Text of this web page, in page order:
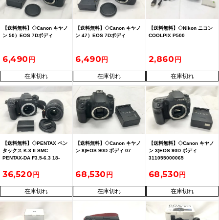
【送料無料】◇Canon キヤノ
ン 50）EOS 7Dボディ
6,490
在庫切れ
【送料無料】◇Canon キヤノ
ン 47）EOS 7Dボディ
6,490
在庫切れ
【送料無料】◇Nikon ニコン
COOLPIX P500
2,860
在庫切れ
【送料無料】◇PENTAX ペン
タックス K-3 II SMC
PENTAX-DA F3.5-6.3 18-
36,520
在庫切れ
【送料無料】◇Canon キヤノ
ン 8)EOS 90D ボディ 07
68,530
在庫切れ
【送料無料】◇Canon キヤノ
ン 3)EOS 90D ボディ
311055000065
68,530
在庫切れ